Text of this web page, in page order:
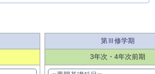
第Ⅲ修学期
3年次・4年次前期